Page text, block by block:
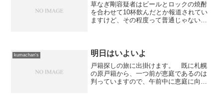
草なぎ剛容疑者はビールとロックの焼酎
を合わせて10杯飲んだとか報道されてい
ますけど、その程度って普通じゃない
飲むけどねぇ。 実際には...
kumachan's 明日はいよいよ
戸籍探しの旅に出掛けます。 既に札幌
の原戸籍から、一つ前が恵庭であるのは
判っていますので、午前中に恵庭に向か